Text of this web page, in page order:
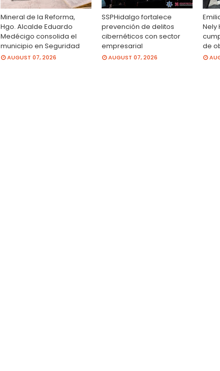
Mineral de la Reforma,
Hgo. Alcalde Eduardo
Medécigo consolida el
municipio en Seguridad
AUGUST 07, 2026
SSPHidalgo fortalece
prevención de delitos
cibernéticos con sector
empresarial
AUGUST 07, 2026
Nely
de